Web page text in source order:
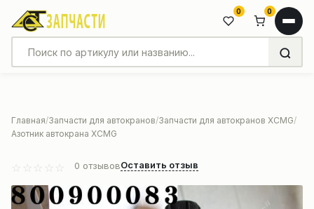
0 0
Главная Запчасти для автокранов Запчасти для автокранов XCMG
Азотник автокрана XCMG
0 отзывовОставить отзыв